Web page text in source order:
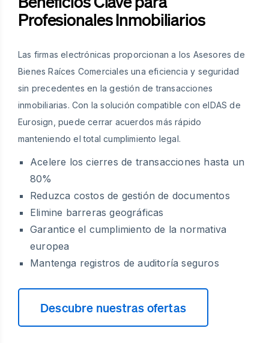
Profesionales Inmobiliarios
Las firmas electrónicas proporcionan a los Asesores de
Bienes Raíces Comerciales una eficiencia y seguridad
sin precedentes en la gestión de transacciones
inmobiliarias. Con la solución compatible con eIDAS de
Eurosign, puede cerrar acuerdos más rápido
manteniendo el total cumplimiento legal.
Acelere los cierres de transacciones hasta un
80%
Reduzca costos de gestión de documentos
Elimine barreras geográficas
Garantice el cumplimiento de la normativa
europea
Mantenga registros de auditoría seguros
Descubre nuestras ofertas